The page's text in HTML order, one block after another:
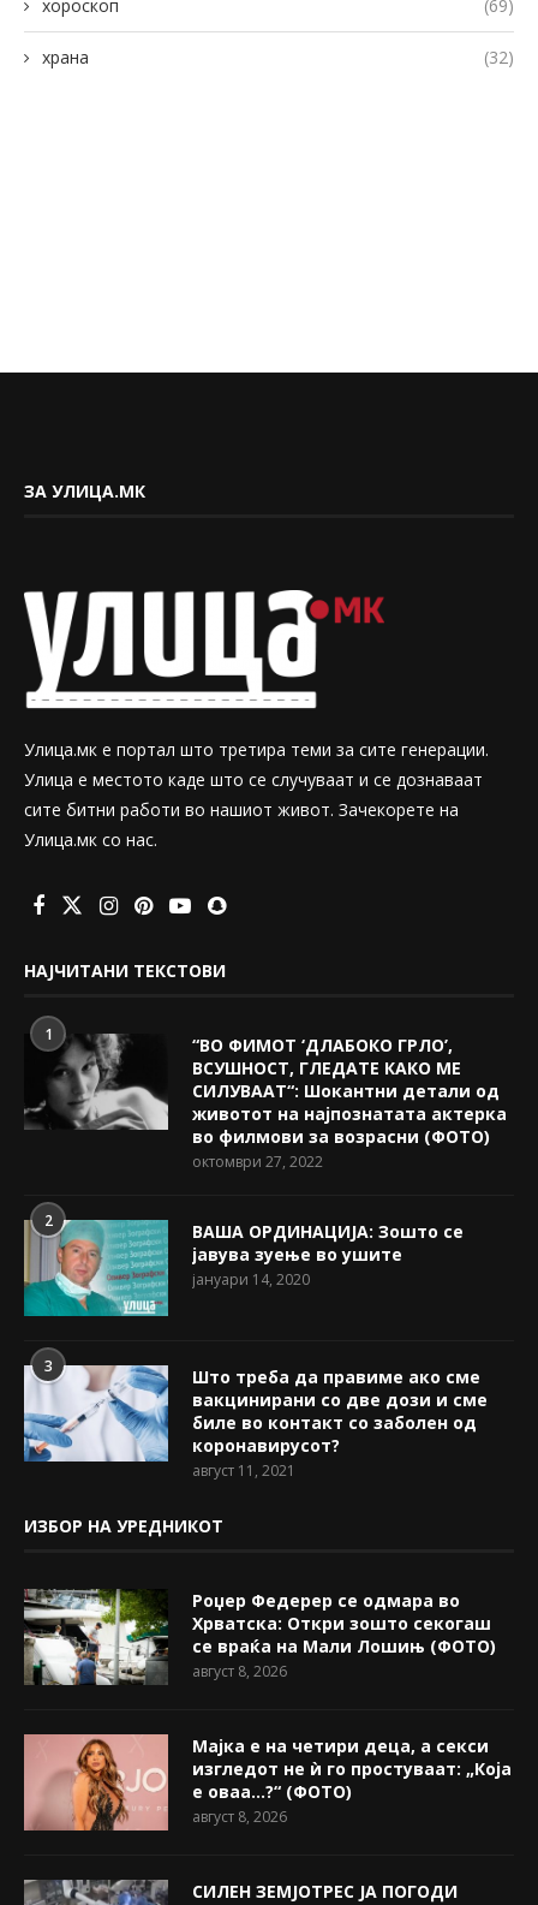
хороскоп (69)
храна (32)
ЗА УЛИЦА.МК
Улица.мк е портал што третира теми за сите генерации.
Улица е местото каде што се случуваат и се дознаваат
сите битни работи во нашиот живот. Зачекорете на
Улица.мк со нас.
НАЈЧИТАНИ ТЕКСТОВИ
1
“ВО ФИМОТ ‘ДЛАБОКО ГРЛО’,
ВСУШНОСТ, ГЛЕДАТЕ КАКО МЕ
СИЛУВААТ“: Шокантни детали од
животот на најпознатата актерка
во филмови за возрасни (ФОТО)
октомври 27, 2022
2
ВАША ОРДИНАЦИЈА: Зошто се
јавува зуење во ушите
јануари 14, 2020
3
Што треба да правиме ако сме
вакцинирани со две дози и сме
биле во контакт со заболен од
коронавирусот?
август 11, 2021
ИЗБОР НА УРЕДНИКОТ
Роџер Федерер се одмара во
Хрватска: Откри зошто секогаш
се враќа на Мали Лошињ (ФОТО)
август 8, 2026
Мајка е на четири деца, а секси
изгледот не ѝ го простуваат: „Која
е оваа…?“ (ФОТО)
август 8, 2026
СИЛЕН ЗЕМЈОТРЕС ЈА ПОГОДИ